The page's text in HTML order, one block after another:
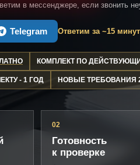
в мессенджере, если звонить
Telegram Ответим за ~15 минут
КОМПЛЕКТ ПО
- 1 ГОД НОВЫЕ ТРЕБОВАНИЯ
02
Готовность
к проверке